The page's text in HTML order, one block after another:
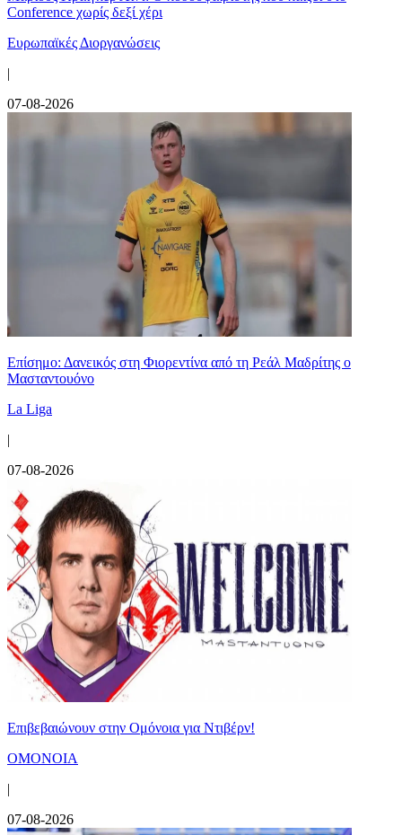
Conference χωρίς δεξί χέρι
Ευρωπαϊκές Διοργανώσεις
|
07-08-2026
Επίσημο: Δανεικός στη Φιορεντίνα από τη Ρεάλ Μαδρίτης ο
Μασταντουόνο
La Liga
|
07-08-2026
Επιβεβαιώνουν στην Ομόνοια για Ντιβέρν!
ΟΜΟΝΟΙΑ
|
07-08-2026